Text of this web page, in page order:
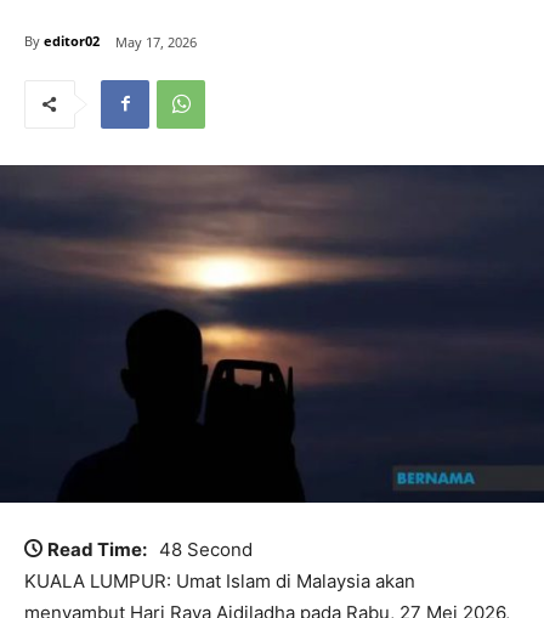
By editor02 May 17, 2026
Read Time: 48 Second
KUALA LUMPUR: Umat Islam di Malaysia akan
menyambut Hari Raya Aidiladha pada Rabu, 27 Mei 2026,